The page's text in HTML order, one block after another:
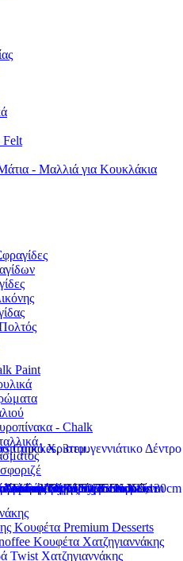
Felt
- Μαλλιά για Κουκλάκια
Paint
- Chalk
Κουφέτα Premium Desserts
Κουφέτα Χατζηγιαννάκης
Twist Χατζηγιαννάκης